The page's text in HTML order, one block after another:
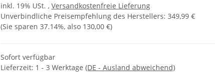
inkl. 19% USt. , Versandkostenfreie Lieferung
Unverbindliche Preisempfehlung des Herstellers: 349,99 €
(Sie sparen 37.14%, also 130,00 €)
Sofort verfügbar
Lieferzeit: 1 - 3 Werktage (DE - Ausland abweichend)